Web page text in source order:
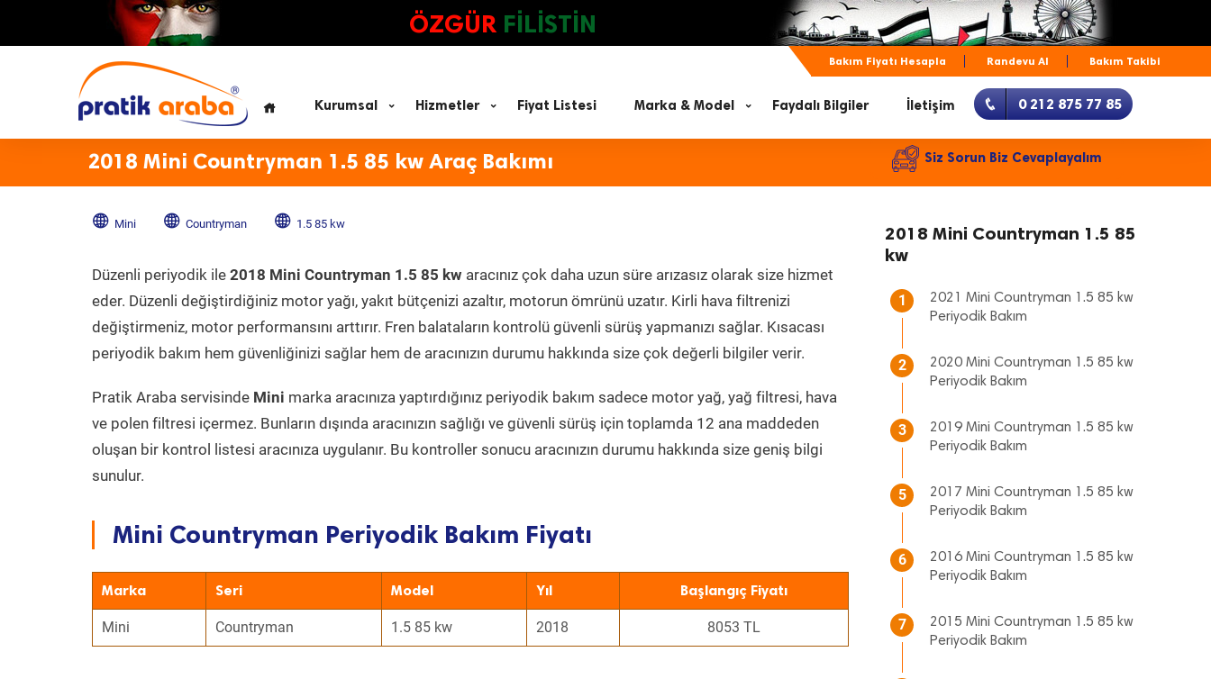
ÖZGÜR FİLİSTİN
Bakım Fiyatı Hesapla Randevu Al Bakım Takibi
Kurumsal Hizmetler Fiyat Listesi Marka & Model Faydalı Bilgiler İletişim 0 212 875 77 85
2018 Mini Countryman 1.5 85 kw Araç Bakımı Siz Sorun Biz Cevaplayalım
Mini Countryman 1.5 85 kw
Düzenli periyodik ile 2018 Mini Countryman 1.5 85 kw aracınız çok daha uzun süre arızasız olarak size hizmet
eder. Düzenli değiştirdiğiniz motor yağı, yakıt bütçenizi azaltır, motorun ömrünü uzatır. Kirli hava filtrenizi
değiştirmeniz, motor performansını arttırır. Fren balataların kontrolü güvenli sürüş yapmanızı sağlar. Kısacası
periyodik bakım hem güvenliğinizi sağlar hem de aracınızın durumu hakkında size çok değerli bilgiler verir.
Pratik Araba servisinde Mini marka aracınıza yaptırdığınız periyodik bakım sadece motor yağ, yağ filtresi, hava
ve polen filtresi içermez. Bunların dışında aracınızın sağlığı ve güvenli sürüş için toplamda 12 ana maddeden
oluşan bir kontrol listesi aracınıza uygulanır. Bu kontroller sonucu aracınızın durumu hakkında size geniş bilgi
sunulur.
Mini Countryman Periyodik Bakım Fiyatı
Marka Seri Model Yıl Başlangıç Fiyatı
Mini Countryman 1.5 85 kw 2018 8053 TL
2018 Mini Countryman 1.5 85
kw
1
2021 Mini Countryman 1.5 85 kw
Periyodik Bakım
2
2020 Mini Countryman 1.5 85 kw
Periyodik Bakım
3
2019 Mini Countryman 1.5 85 kw
Periyodik Bakım
5
2017 Mini Countryman 1.5 85 kw
Periyodik Bakım
6
2016 Mini Countryman 1.5 85 kw
Periyodik Bakım
7
2015 Mini Countryman 1.5 85 kw
Periyodik Bakım